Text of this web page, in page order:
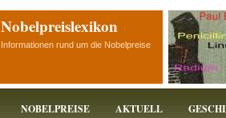
Nobelpreislexikon
Informationen rund um die Nobelpreise
NOBELPREISE AKTUELL